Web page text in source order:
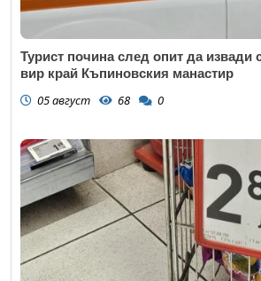
Турист почина след опит да извади
вир край Къпиновския манастир
05 август 68 0